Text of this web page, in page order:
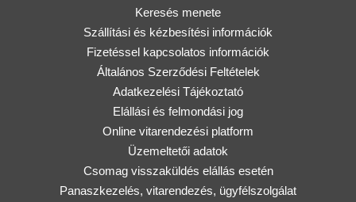
Keresés menete
Szállítási és kézbesítési információk
Fizetéssel kapcsolatos információk
Általános Szerződési Feltételek
Adatkezelési Tájékoztató
Elállási és felmondási jog
Online vitarendezési platform
Üzemeltetői adatok
Csomag visszaküldés elállás esetén
Panaszkezelés, vitarendezés, ügyfélszolgálat